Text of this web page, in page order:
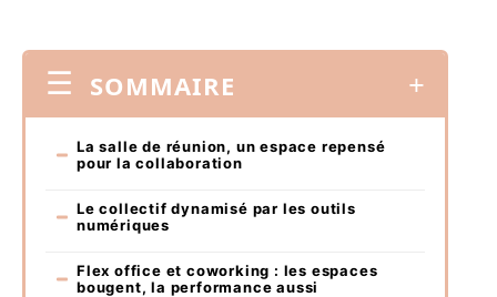
SOMMAIRE
La salle de réunion, un espace repensé
pour la collaboration
Le collectif dynamisé par les outils
numériques
Flex office et coworking : les espaces
bougent, la performance aussi